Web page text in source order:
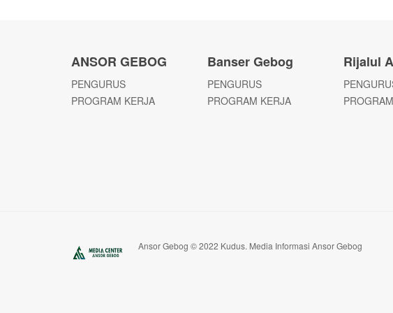
ANSOR GEBOG
PENGURUS
PROGRAM KERJA
Banser Gebog
PENGURUS
PROGRAM KERJA
Rijalul
Ansor Gebog © 2022 Kudus. Media Informasi Ansor Gebog